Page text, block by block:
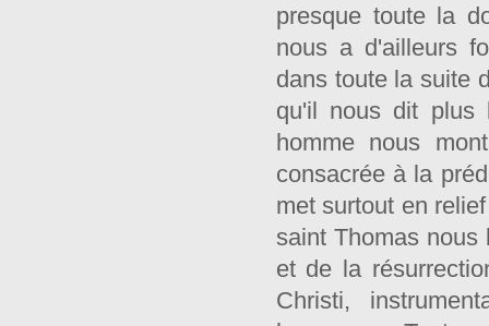
presque toute la
nous a d'ailleurs
dans toute la suite
qu'il nous dit plus
homme nous
consacrée à la
met surtout en
saint Thomas
et de la
Christi,